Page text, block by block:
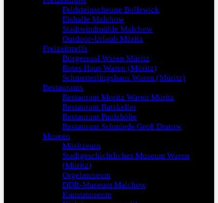
Feldsteinscheune Bollewick
Eishalle Malchow
Stadtwindmühle Malchow
Outdoor-Urlaub Müritz
Freizeittreffs
Bürgersaal Waren Müritz
Rotes Haus Waren (Müritz)
Schmetterlingshaus Waren (Müritz)
Restaurants
Restaurant Moritz Waren Müritz
Restaurant Ratskeller
Restaurant Paulshöhe
Restaurant Schmiede Groß Dratow
Museen
Müritzeum
Stadtgeschichtliches Museum Waren
(Müritz)
Orgelmuseum
DDR-Museum Malchow
Kunstmuseum